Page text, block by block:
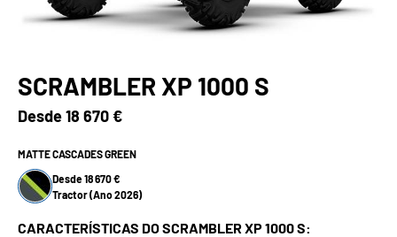
SCRAMBLER XP 1000 S
Desde18 670 €
MATTE CASCADES GREEN
Desde 18 670 €
Tractor (Ano 2026)
CARACTERÍSTICAS DO SCRAMBLER XP 1000 S: